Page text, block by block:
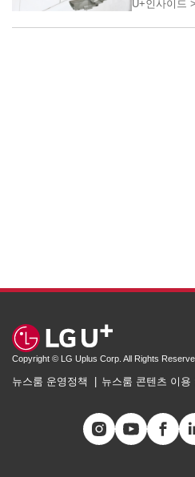
U+인사이드
Copyright © LG Uplus Corp. All Rights
뉴스룸 운영정책 뉴스룸 콘텐츠 이용